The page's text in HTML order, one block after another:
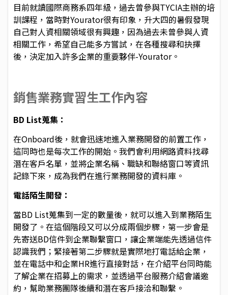
目前就讀國際商務系四年級，過去曾參與TYCIA主辦的培
訓課程，當時對Yourator很有印象，升大四的暑假發現
自己對人資相關領域很有興趣，因為過去未曾參與人資
相關工作，希望自己能多方嘗試，在各種搜尋和抉擇
後，決定加入許多企業的重要夥伴-Yourator。
銷售業務實習生工作內容
BD List蒐集：
在Onboard後，就會迅速地進入業務開發的前置工作，
這同時也是每次工作的開始。我們會利用網路資料找尋
潛在客戶名單，並將企業名稱、職缺和聯絡窗口等資訊
記錄下來，成為我們在進行業務開發的資料庫。
電話陌生開發：
當BD List蒐集到一定的數量後，就可以進入到業務陌生
開發了。在這個階段又可以分成兩個步驟，第一步會是
先寄送BD信件到企業聯繫窗口，讓企業端能先透過信件
認識我們；緊接著第二步驟就是實際地打電話給企業，
並在電話中和企業HR進行直接對話，在介紹平台同時能
了解企業在招募上的需求，並透過平台服務介紹會議邀
約，幫助業務團隊後續和潛在客戶接洽和聯繫。